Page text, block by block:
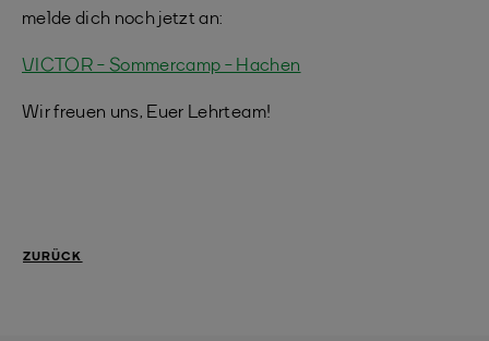
melde dich noch jetzt an:
VICTOR - Sommercamp - Hachen
Wir freuen uns, Euer Lehrteam!
ZURÜCK